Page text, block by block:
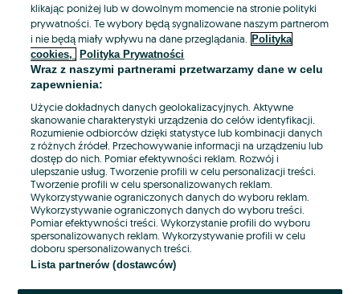
Kontynuuj przez konto Google
LUB
E-mail
Hasło
klikając poniżej lub w dowolnym momencie na stronie polityki
prywatności. Te wybory będą sygnalizowane naszym partnerom
i nie będą miały wpływu na dane przeglądania.
Polityka
cookies,
Polityka Prywatności
Wraz z naszymi partnerami przetwarzamy dane w celu
zapewnienia:
Użycie dokładnych danych geolokalizacyjnych. Aktywne
skanowanie charakterystyki urządzenia do celów identyfikacji.
Rozumienie odbiorców dzięki statystyce lub kombinacji danych
z różnych źródeł. Przechowywanie informacji na urządzeniu lub
dostęp do nich. Pomiar efektywności reklam. Rozwój i
ulepszanie usług. Tworzenie profili w celu personalizacji treści.
Tworzenie profili w celu spersonalizowanych reklam.
Wykorzystywanie ograniczonych danych do wyboru reklam.
Wykorzystywanie ograniczonych danych do wyboru treści.
Pomiar efektywności treści. Wykorzystanie profili do wyboru
spersonalizowanych reklam. Wykorzystywanie profili w celu
doboru spersonalizowanych treści.
Lista partnerów (dostawców)